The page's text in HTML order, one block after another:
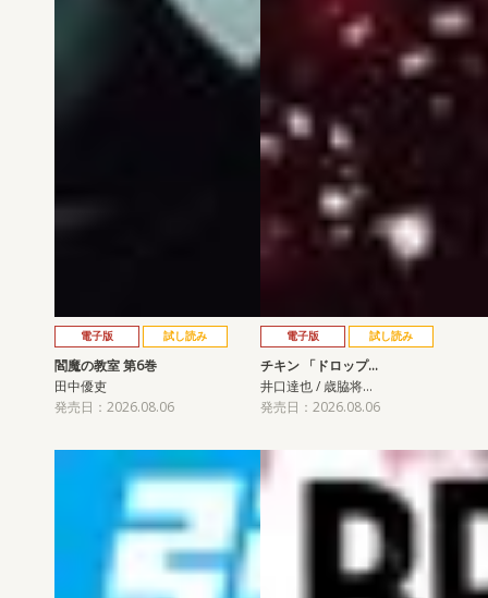
電子版 試し読み
閻魔の教室 第6巻
田中優吏
発売日：2026.08.06
電子版 試し読み
チキン 「ドロップ…
井口達也 / 歳脇将…
発売日：2026.08.06